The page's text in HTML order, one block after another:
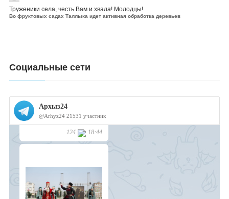
Труженики села, честь Вам и хвала! Молодцы!
Во фруктовых садах Таллыка идет активная обработка деревьев
Социальные сети